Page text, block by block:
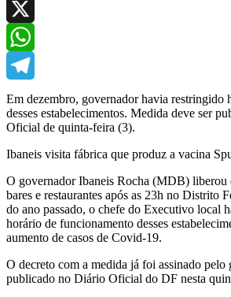
Facebook
X
WhatsApp
Telegram
Em dezembro, governador havia restringido
desses estabelecimentos. Medida deve ser
Oficial de quinta-feira (3).
Ibaneis visita fábrica que produz a vacina
O governador Ibaneis Rocha (MDB) liberou
bares e restaurantes após as 23h no Distrito
do ano passado, o chefe do Executivo local
horário de funcionamento desses
aumento de casos de Covid-19.
O decreto com a medida já foi assinado pelo
publicado no Diário Oficial do DF nesta